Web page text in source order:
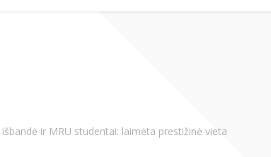
ir MRU studentai: laimėta prestižinė vieta